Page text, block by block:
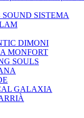
SOUND SISTEMA
DIMONI
MONFORT
SOULS
GALAXIA